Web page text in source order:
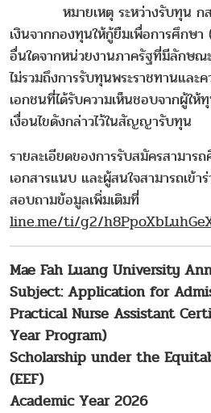
หมายเหตุ ระหว่างรับทุน กสศ
เงินจากกองทุนให้กู้ยืมเพื่อการศึกษ
อื่นใดจากหน่วยงานภาครัฐที่มีลักษ
ไม่รวมถึงการรับทุนพระราชทานและ
เอกชนที่ได้รับความเห็นชอบจากผู้ใ
เงื่อนไขดังกล่าวไว้ในสัญญารับทุน
รายละเอียดของการรับสมัครสามาร
เอกสารแนบ และผู้สนใจสามารถเข้า
สอบถามข้อมูลเพิ่มเติมที่
line.me/ti/g2/
Mae Fah Luang University
Subject: Application for
Practical Nurse Assistant
Year Program)
Scholarship under the
(EEF)
Academic Year 2026